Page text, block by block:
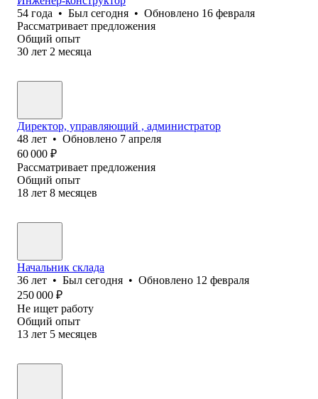
54 года • Был сегодня • Обновлено 16 февраля
Рассматривает предложения
Общий опыт
30 лет 2 месяца
Директор, управляющий , администратор
48 лет • Обновлено 7 апреля
60 000 ₽
Рассматривает предложения
Общий опыт
18 лет 8 месяцев
Начальник склада
36 лет • Был сегодня • Обновлено 12 февраля
250 000 ₽
Не ищет работу
Общий опыт
13 лет 5 месяцев